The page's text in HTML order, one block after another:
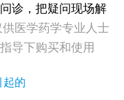
诊，把疑问现场解
医学药学专业人士
导下购买和使用
起的
变淡，是白癜风早期症状吗
斑 脱色原因与应对方法
浅色斑点是白癜风吗
关节发白会不会扩